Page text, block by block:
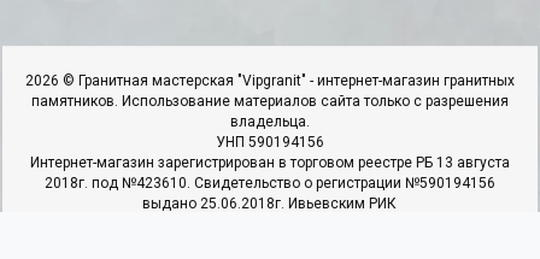
2026 © Гранитная мастерская "Vipgranit" - интернет-магазин гранитных
памятников. Использование материалов сайта только с разрешения
владельца.
УНП 590194156
Интернет-магазин зарегистрирован в торговом реестре РБ 13 августа
2018г. под №423610. Свидетельство о регистрации №590194156
выдано 25.06.2018г. Ивьевским РИК